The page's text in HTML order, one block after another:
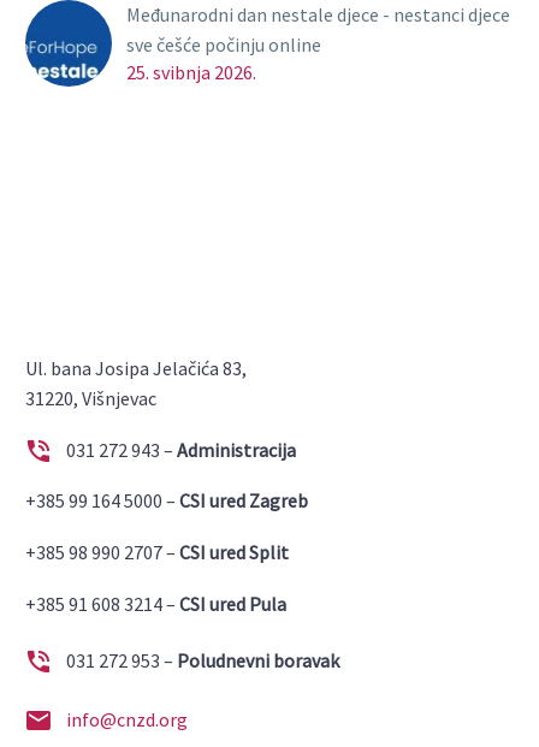
Međunarodni dan nestale djece - nestanci djece
sve češće počinju online
25. svibnja 2026.
Ul. bana Josipa Jelačića 83,
31220, Višnjevac

 031 272 943 – Administracija
+385 99 164 5000 – CSI ured Zagreb
+385 98 990 2707 – CSI ured Split
+385 91 608 3214 – CSI ured Pula

 031 272 953 – Poludnevni boravak

 info@cnzd.org